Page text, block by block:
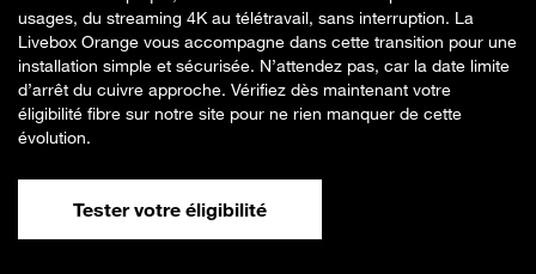
usages, du streaming 4K au télétravail, sans interruption. La
Livebox Orange vous accompagne dans cette transition pour une
installation simple et sécurisée. N’attendez pas, car la date limite
d’arrêt du cuivre approche. Vérifiez dès maintenant votre
éligibilité fibre sur notre site pour ne rien manquer de cette
évolution.
Tester votre éligibilité